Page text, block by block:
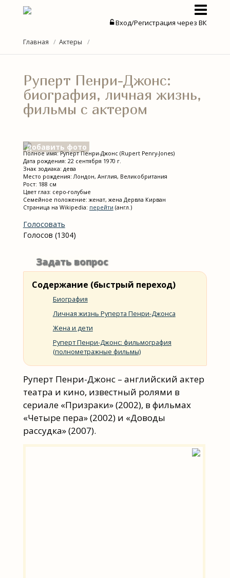
Вход/Регистрация через ВК
Актеры
Новости
Статьи
Главная Актеры
Руперт Пенри-Джонс:
биография, личная жизнь,
фильмы с актером
Добавить фото
Полное имя: Руперт Пенри-Джонс (Rupert Penry-Jones)
Дата рождения: 22 сентября 1970 г.
Знак зодиака: дева
Место рождения: Лондон, Англия, Великобритания
Рост: 188 см
Цвет глаз: серо-голубые
Семейное положение: женат, жена Дервла Кирван
Страница на Wikipedia: перейти (англ.)
Голосовать
Голосов (1304)
Задать вопрос
Содержание (быстрый переход)
Биография
Личная жизнь Руперта Пенри-Джонса
Жена и дети
Руперт Пенри-Джонс: фильмография
(полнометражные фильмы)
Руперт Пенри-Джонс – английский актер
театра и кино, известный ролями в
сериале «Призраки» (2002), в фильмах
«Четыре пера» (2002) и «Доводы
рассудка» (2007).